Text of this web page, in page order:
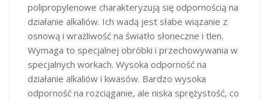
polipropylenowe charakteryzują się odpornością na
działanie alkaliów. Ich wadą jest słabe wiązanie z
osnową i wrażliwość na światło słoneczne i tlen.
Wymaga to specjalnej obróbki i przechowywania w
specjalnych workach. Wysoka odporność na
działanie alkaliów i kwasów. Bardzo wysoka
odporność na rozciąganie, ale niska sprężystość, co